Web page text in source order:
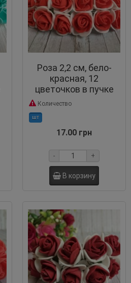
Роза 2,2 см, бело-
красная, 12
цветочков в пучке
Количество
шт
17.00 грн
- +
В корзину